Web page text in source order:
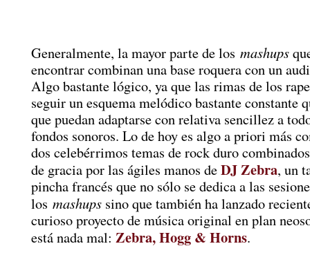
Generalmente, la mayor parte de los mashups
encontrar combinan una base roquera con un
Algo bastante lógico, ya que las rimas de los
seguir un esquema melódico bastante constante
que puedan adaptarse con relativa sencillez a
fondos sonoros. Lo de hoy es algo a priori más
dos celebérrimos temas de rock duro
de gracia por las ágiles manos deDJ Zebra, un
pincha francés que no sólo se dedica a las
los mashups sino que también ha lanzado
curioso proyecto de música original en plan
está nada mal: Zebra, Hogg & Horns.